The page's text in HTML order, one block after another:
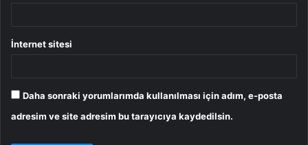
İnternet sitesi
Daha sonraki yorumlarımda kullanılması için adım, e-posta
adresim ve site adresim bu tarayıcıya kaydedilsin.